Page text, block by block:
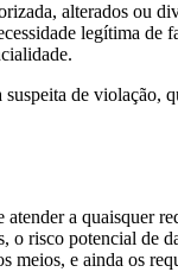
alterados ou
legítima de
de violação,
a quaisquer
o risco potencial de
meios, e ainda os